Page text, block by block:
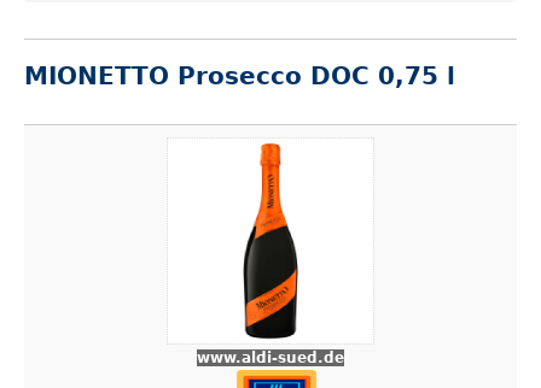
MIONETTO Prosecco DOC 0,75 l
www.aldi-sued.de